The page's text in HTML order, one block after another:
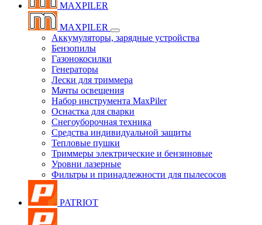
MAXPILER
MAXPILER
Аккумуляторы, зарядные устройства
Бензопилы
Газонокосилки
Генераторы
Лески для триммера
Мачты освещения
Набор инструмента MaxPiler
Оснастка для сварки
Снегоуборочная техника
Средства индивидуальной защиты
Тепловые пушки
Триммеры электрические и бензиновые
Уровни лазерные
Фильтры и принадлежности для пылесосов
PATRIOT